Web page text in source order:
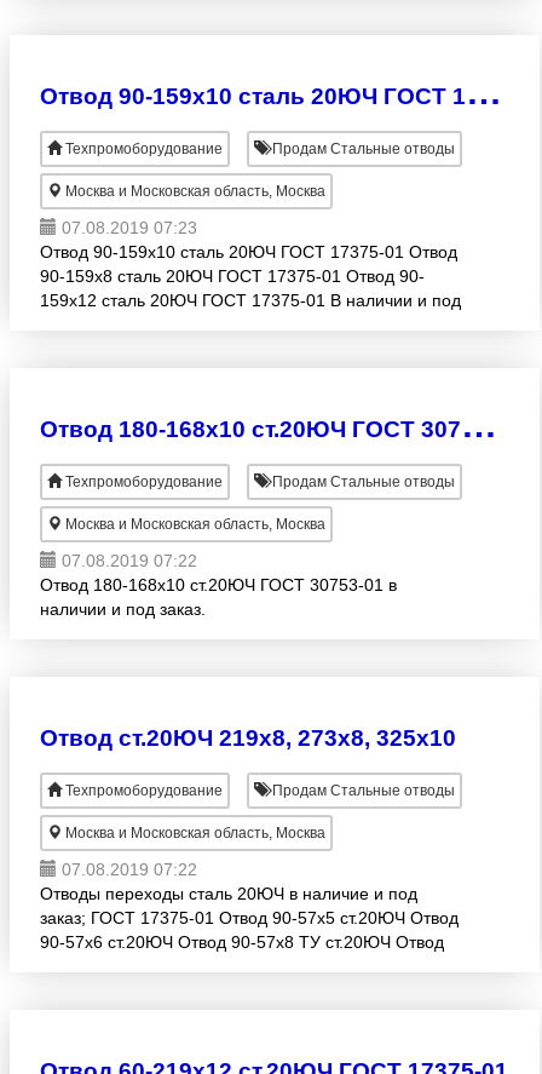
О
твод 90-159х10 сталь 20ЮЧ ГОСТ 17375-01
Техпромоборудование Продам Стальные отводы
Москва и Московская область, Москва
07.08.2019 07:23
Отвод 90-159х10 сталь 20ЮЧ ГОСТ 17375-01 Отвод
90-159х8 сталь 20ЮЧ ГОСТ 17375-01 Отвод 90-
159х12 сталь 20ЮЧ ГОСТ 17375-01 В наличии и под
О
твод 180-168х10 ст.20ЮЧ ГОСТ 30753-01
Техпромоборудование Продам Стальные отводы
Москва и Московская область, Москва
07.08.2019 07:22
Отвод 180-168х10 ст.20ЮЧ ГОСТ 30753-01 в
наличии и под заказ.
Отвод ст.20ЮЧ 219х8, 273х8, 325х10
Техпромоборудование Продам Стальные отводы
Москва и Московская область, Москва
07.08.2019 07:22
Отводы переходы сталь 20ЮЧ в наличие и под
заказ; ГОСТ 17375-01 Отвод 90-57х5 ст.20ЮЧ Отвод
90-57х6 ст.20ЮЧ Отвод 90-57х8 ТУ ст.20ЮЧ Отвод